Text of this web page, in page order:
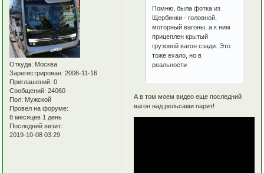
Откуда: Москва
Зарегистрирован: 2006-11-16
Приглашений: 0
Сообщений: 24060
Пол: Мужской
Провел на форуме:
8 месяцев 1 день
Последний визит:
2019-10-08 03:29
Помню, была фотка из
Щербинки - головной,
моторный вагоны, а к ним
прицеплен крытый
грузовой вагон сзади. Это
тоже ехало, но в
реальности
А в том моем видео еще последний
вагон над рельсами парит!